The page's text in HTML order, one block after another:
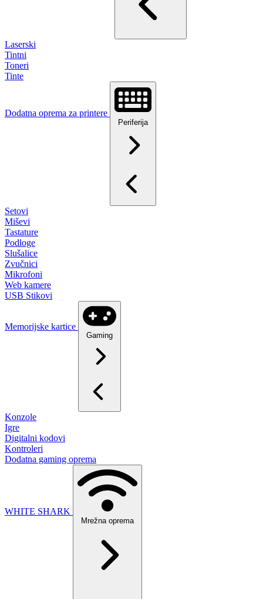
Laserski
Tintni
Toneri
Tinte
Dodatna oprema za printere
Periferija
Setovi
Miševi
Tastature
Podloge
Slušalice
Zvučnici
Mikrofoni
Web kamere
USB Stikovi
Memorijske kartice
Gaming
Konzole
Igre
Digitalni kodovi
Kontroleri
Dodatna gaming oprema
WHITE SHARK
Mrežna oprema